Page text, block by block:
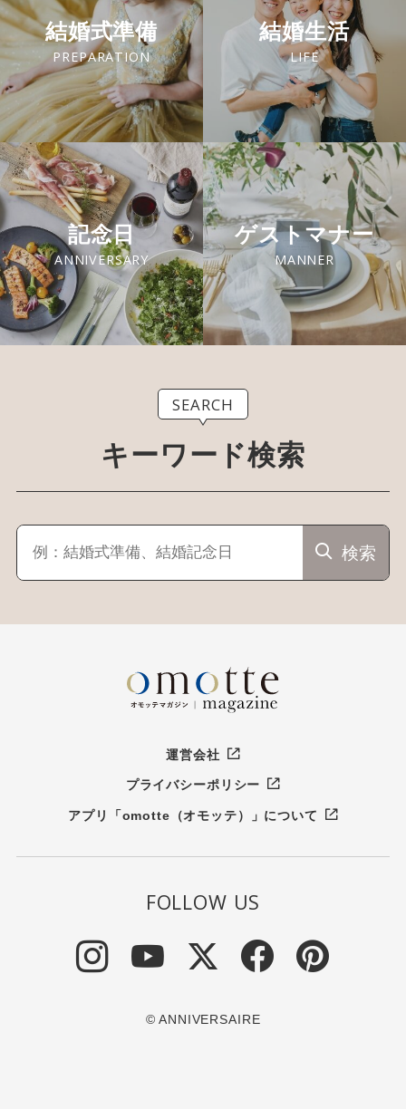
結婚式準備
PREPARATION
結婚生活
LIFE
記念日
ANNIVERSARY
ゲストマナー
MANNER
SEARCH
キーワード検索
検索
運営会社
プライバシーポリシー
アプリ「omotte（オモッテ）」について
FOLLOW US
© ANNIVERSAIRE